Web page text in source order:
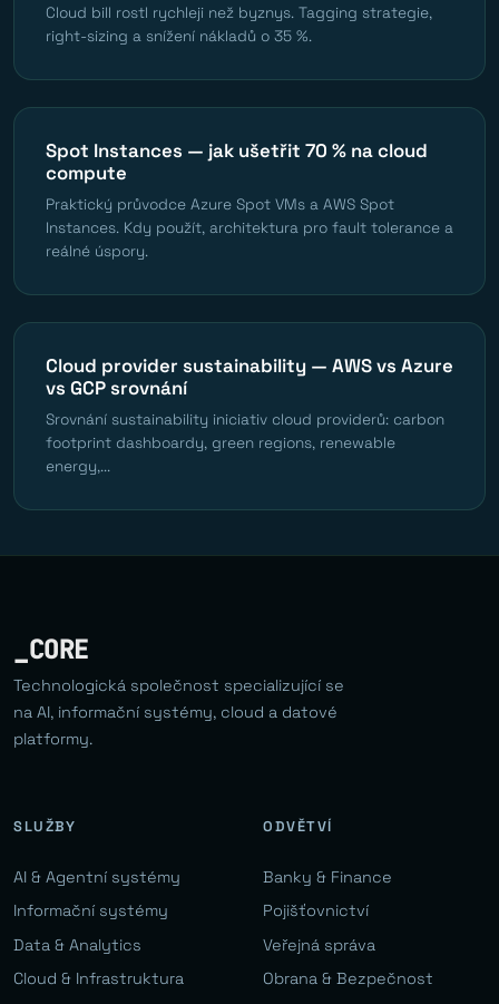
Cloud bill rostl rychleji než byznys. Tagging strategie,
right-sizing a snížení nákladů o 35 %.
Spot Instances — jak ušetřit 70 % na cloud
compute
Praktický průvodce Azure Spot VMs a AWS Spot
Instances. Kdy použít, architektura pro fault tolerance a
reálné úspory.
Cloud provider sustainability — AWS vs Azure
vs GCP srovnání
Srovnání sustainability iniciativ cloud providerů: carbon
footprint dashboardy, green regions, renewable
energy,...
_CORE
Technologická společnost specializující se
na AI, informační systémy, cloud a datové
platformy.
SLUŽBY
AI & Agentní systémy
Informační systémy
Data & Analytics
Cloud & Infrastruktura
ODVĚTVÍ
Banky & Finance
Pojišťovnictví
Veřejná správa
Obrana & Bezpečnost